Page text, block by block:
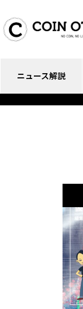
ニュース解説